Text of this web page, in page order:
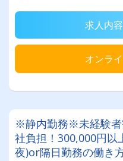
求人内
オンラ
※静内勤務※未経験
社負担！300,000円以
夜)or隔日勤務の働き